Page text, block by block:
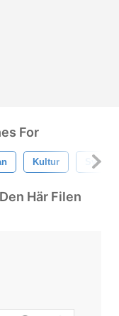
For
Kultur Symbol
Här Filen